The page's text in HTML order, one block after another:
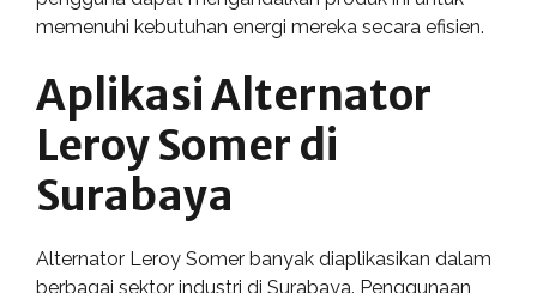
memenuhi kebutuhan energi mereka secara efisien.
Aplikasi Alternator
Leroy Somer di
Surabaya
Alternator Leroy Somer banyak diaplikasikan dalam
berbagai sektor industri di Surabaya. Penggunaan